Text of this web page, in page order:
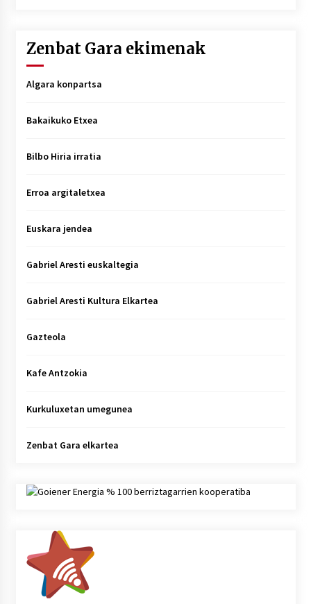
Zenbat Gara ekimenak
Algara konpartsa
Bakaikuko Etxea
Bilbo Hiria irratia
Erroa argitaletxea
Euskara jendea
Gabriel Aresti euskaltegia
Gabriel Aresti Kultura Elkartea
Gazteola
Kafe Antzokia
Kurkuluxetan umegunea
Zenbat Gara elkartea